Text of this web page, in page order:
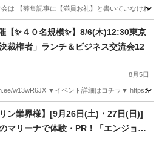
会は 【募集記事に【満員お礼】と書いていなけ
その他 加奈
✨４０名規模✨】8/6(木)12:30東京
裁権者」ランチ＆ビジネス交流会12
8月5日
lin.ee/w13wR6JX ▼イベント詳細はコチ
リン業界様】[9月26日(土)・27日(日)]
マリーナで体験・PR！「エンジョイ
京夢の島マリーナ」出展企業様を募